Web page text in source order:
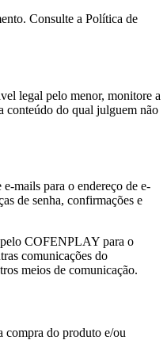
Consulte a Política de
legal pelo menor, monitore a
conteúdo do qual julguem não
mails para o endereço de e-
de senha, confirmações e
pelo COFENPLAY para o
comunicações do
meios de comunicação.
compra do produto e/ou